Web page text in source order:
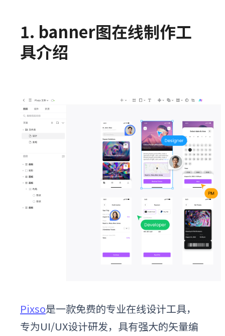
1. banner图在线制作工
具介绍
Pixso是一款免费的专业在线设计工具，
专为UI/UX设计研发，具有强大的矢量编